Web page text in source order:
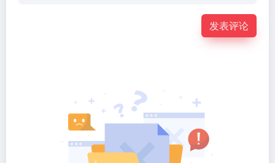
发表评论